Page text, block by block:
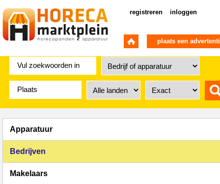
registreren inloggen
plaats een
Apparatuur
Bedrijven
Makelaars